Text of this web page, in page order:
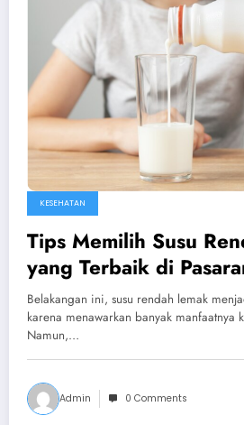
KESEHATAN
Tips Memilih Susu
yang Terbaik di
Belakangan ini, susu rendah lemak
karena menawarkan banyak manfaatnya
Namun,…
Admin 0 Comments